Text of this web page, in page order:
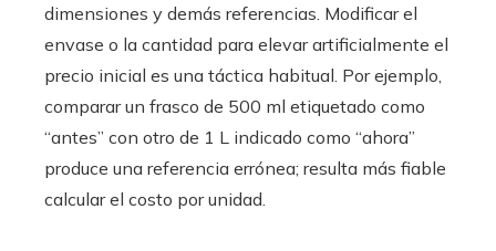
dimensiones y demás referencias. Modificar el
envase o la cantidad para elevar artificialmente el
precio inicial es una táctica habitual. Por ejemplo,
comparar un frasco de 500 ml etiquetado como
“antes” con otro de 1 L indicado como “ahora”
produce una referencia errónea; resulta más fiable
calcular el costo por unidad.